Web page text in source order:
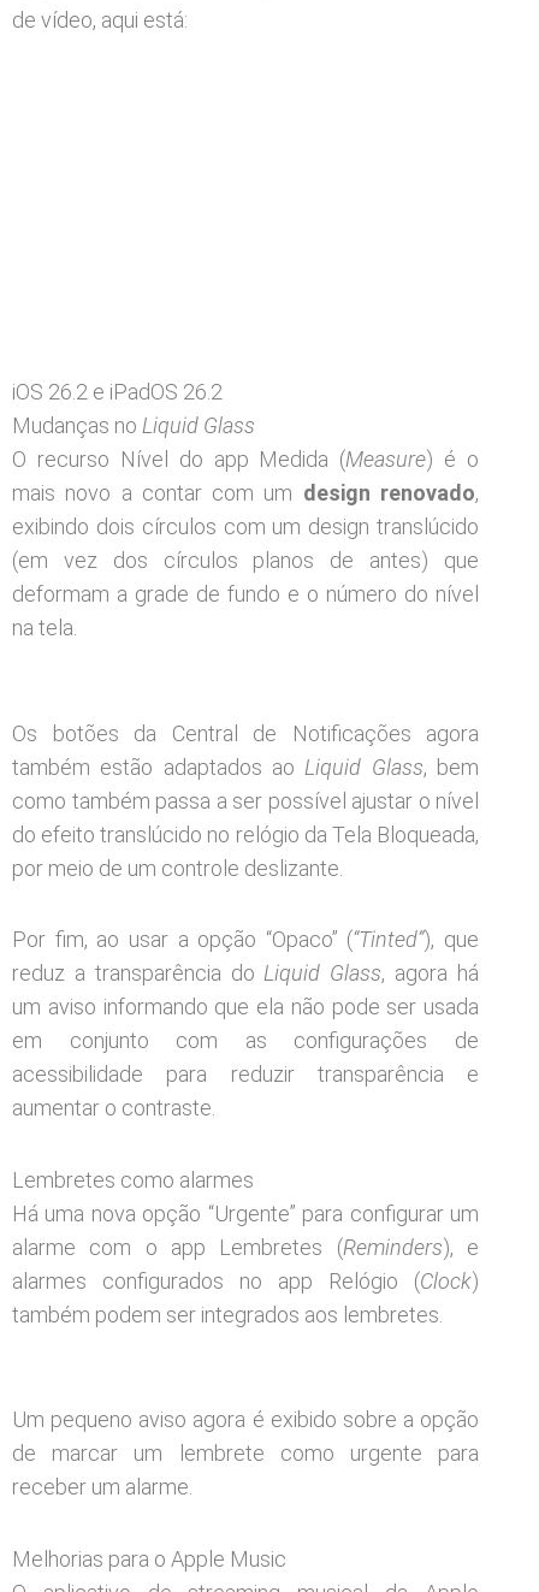
de vídeo, aqui está:
iOS 26.2 e iPadOS 26.2
Mudanças no Liquid Glass
O recurso Nível do app Medida (Measure) é o
mais novo a contar com um design renovado,
exibindo dois círculos com um design translúcido
(em vez dos círculos planos de antes) que
deformam a grade de fundo e o número do nível
na tela.
Os botões da Central de Notificações agora
também estão adaptados ao Liquid Glass, bem
como também passa a ser possível ajustar o nível
do efeito translúcido no relógio da Tela Bloqueada,
por meio de um controle deslizante.
Por fim, ao usar a opção “Opaco” (“Tinted”), que
reduz a transparência doLiquid Glass, agora há
um aviso informando que ela não pode ser usada
em conjunto com as configurações de
acessibilidade para reduzir transparência e
aumentar o contraste.
Lembretes como alarmes
Há uma nova opção “Urgente” para configurar um
alarme com o app Lembretes (Reminders), e
alarmes configurados no app Relógio (Clock)
também podem ser integrados aos lembretes.
Um pequeno aviso agora é exibido sobre a opção
de marcar um lembrete como urgente para
receber um alarme.
Melhorias para o Apple Music